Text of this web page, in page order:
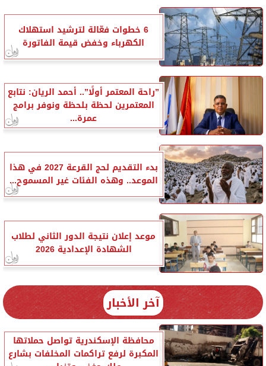
6 خطوات فعّالة لترشيد استهلاك
الكهرباء وخفض قيمة الفاتورة
”راحة المعتمر أولًا”.. أحمد الريان: نتابع
المعتمرين لحظة بلحظة ونوفر برامج
عمرة...
بدء التقديم لحج القرعة 2027 في هذا
الموعد.. وهذه الفئات غير المسموح...
موعد إعلان نتيجة الدور الثاني لطلاب
الشهادة الإعدادية 2026
آخر الأخبار
محافظة الإسكندرية تواصل حملاتها
المكبرة لرفع تراكمات المخلفات بشارع